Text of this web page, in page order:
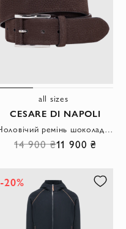
all sizes
CESARE DI NAPOLI
Чоловічий ремінь шоколадного кольору із фактурної шкіри
14 900 ₴11 900 ₴
-20%